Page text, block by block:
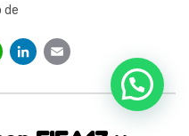
de
WhatsApp
LinkedIn
Email 1